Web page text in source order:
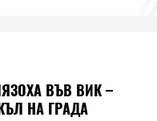
ВЪВ ВИК –
НА ГРАДА